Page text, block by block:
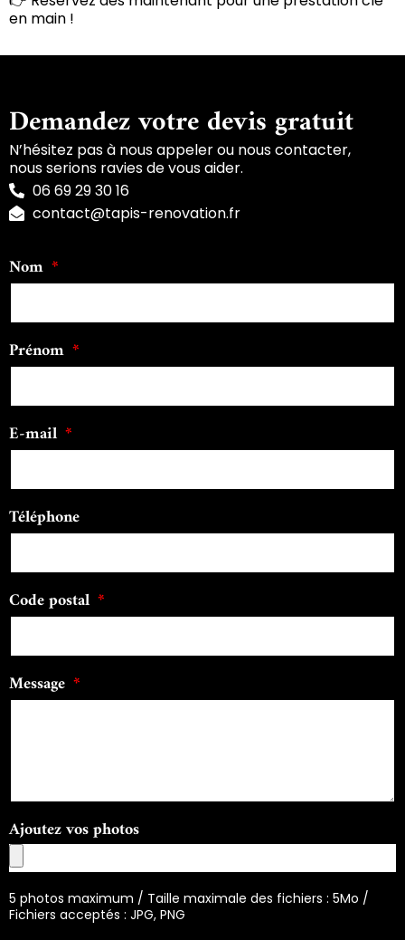
en main !
Demandez votre devis gratuit
N’hésitez pas à nous appeler ou nous contacter,
nous serions ravies de vous aider.
06 69 29 30 16
contact@tapis-renovation.fr
Nom
Prénom
E-mail
Téléphone
Code postal
Message
Ajoutez vos photos
5 photos maximum / Taille maximale des fichiers : 5Mo /
Fichiers acceptés : JPG, PNG